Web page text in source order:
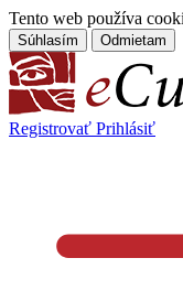
Tento web používa
Súhlasím Odmietam
Registrovať Prihlásiť